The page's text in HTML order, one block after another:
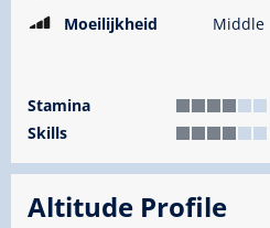
Moeilijkheid
Middle
Stamina
Skills
Altitude Profile